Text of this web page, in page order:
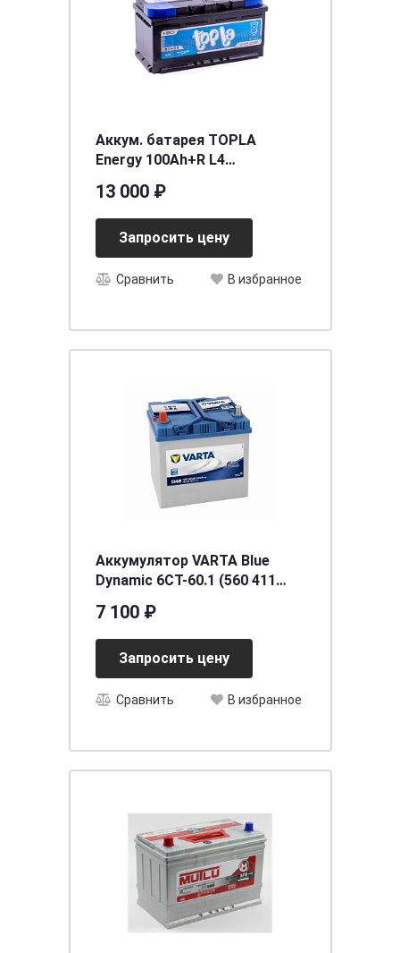
Аккум. батарея TOPLA
Energy 100Ah+R L4
13 000 ₽
Запросить цену
Сравнить В избранное
Аккумулятор VARTA Blue
Dynamic 6СТ-60.1 (560 411
7 100 ₽
Запросить цену
Сравнить В избранное